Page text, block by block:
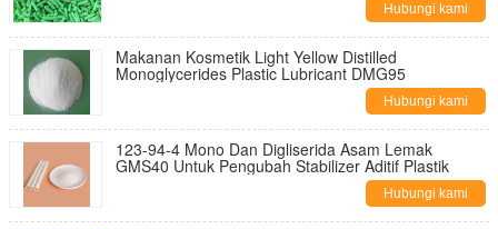
Hubungi kami
Makanan Kosmetik Light Yellow Distilled
Monoglycerides Plastic Lubricant DMG95
Hubungi kami
123-94-4 Mono Dan Digliserida Asam Lemak
GMS40 Untuk Pengubah Stabilizer Aditif Plastik
Hubungi kami